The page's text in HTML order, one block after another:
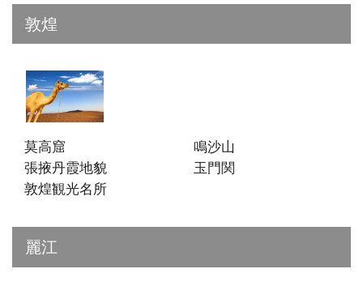
敦煌
莫高窟
鳴沙山
張掖丹霞地貌
玉門関
敦煌観光名所
麗江